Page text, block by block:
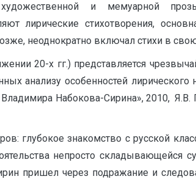
и мемуарной
лирические стихотворения,
неоднократно включал стихи в
20-х гг.) представляется
анализу особенностей лирического
Набокова-Сирина», 2010, Я.В.
глубокое знакомство с русской
непросто складывающейся
пришел через подражание и